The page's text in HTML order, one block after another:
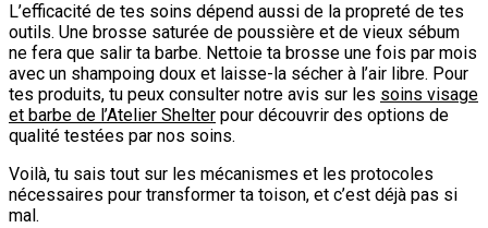
L’efficacité de tes soins dépend aussi de la propreté de tes
outils. Une brosse saturée de poussière et de vieux sébum
ne fera que salir ta barbe. Nettoie ta brosse une fois par mois
avec un shampoing doux et laisse-la sécher à l’air libre. Pour
tes produits, tu peux consulter notre avis sur les soins visage
et barbe de l’Atelier Shelter pour découvrir des options de
qualité testées par nos soins.
Voilà, tu sais tout sur les mécanismes et les protocoles
nécessaires pour transformer ta toison, et c’est déjà pas si
mal.